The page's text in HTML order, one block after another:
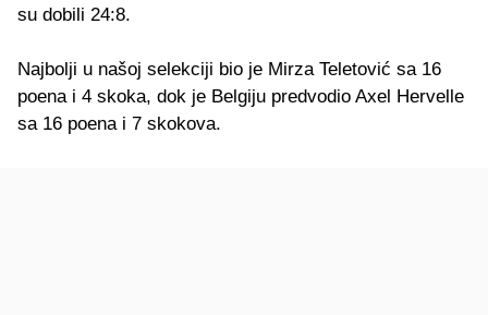
su dobili 24:8.
Najbolji u našoj selekciji bio je Mirza Teletović sa 16
poena i 4 skoka, dok je Belgiju predvodio Axel Hervelle
sa 16 poena i 7 skokova.